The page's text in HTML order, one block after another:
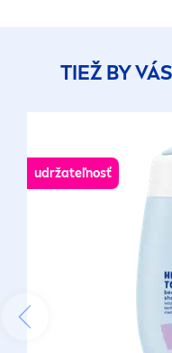
TIEŽ BY
udržateľnosť